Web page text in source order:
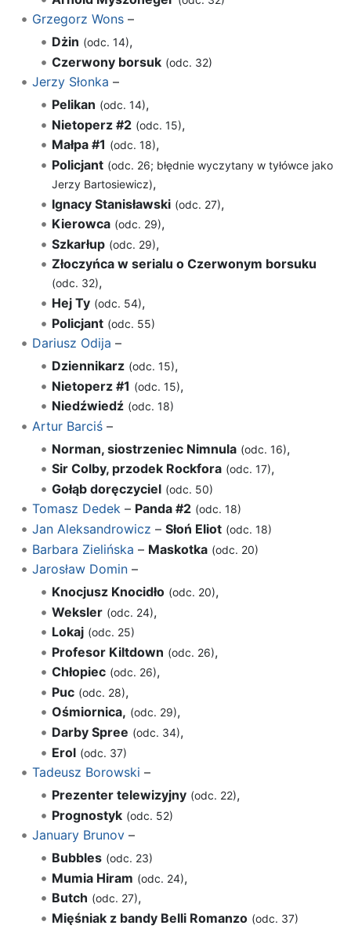
Grzegorz Wons–
Dżin (odc. 14),
Czerwony borsuk (odc. 32)
Jerzy Słonka –
Pelikan (odc. 14),
Nietoperz #2 (odc. 15),
Małpa #1 (odc. 18),
Policjant (odc. 26; błędnie wyczytany w tyłówce jako
Jerzy Bartosiewicz),
Ignacy Stanisławski (odc. 27),
Kierowca (odc. 29),
Szkarłup (odc. 29),
Złoczyńca w serialu o Czerwonym borsuku
(odc. 32),
Hej Ty (odc. 54),
Policjant (odc. 55)
Dariusz Odija –
Dziennikarz (odc. 15),
Nietoperz #1 (odc. 15),
Niedźwiedź (odc. 18)
Artur Barciś–
Norman, siostrzeniec Nimnula (odc. 16),
Sir Colby, przodek Rockfora (odc. 17),
Gołąb doręczyciel (odc. 50)
Tomasz Dedek– Panda #2 (odc. 18)
Jan Aleksandrowicz – Słoń Eliot (odc. 18)
Barbara Zielińska – Maskotka (odc. 20)
Jarosław Domin–
Knocjusz Knocidło (odc. 20),
Weksler (odc. 24),
Lokaj (odc. 25)
Profesor Kiltdown (odc. 26),
Chłopiec (odc. 26),
Puc (odc. 28),
Ośmiornica, (odc. 29),
Darby Spree (odc. 34),
Erol (odc. 37)
Tadeusz Borowski –
Prezenter telewizyjny (odc. 22),
Prognostyk (odc. 52)
January Brunov–
Bubbles (odc. 23)
Mumia Hiram (odc. 24),
Butch (odc. 27),
Mięśniak z bandy Belli Romanzo (odc. 37)